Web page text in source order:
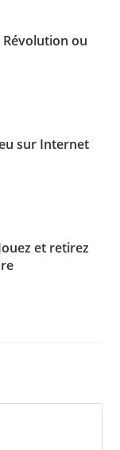
Révolution ou
sur Internet
et retirez